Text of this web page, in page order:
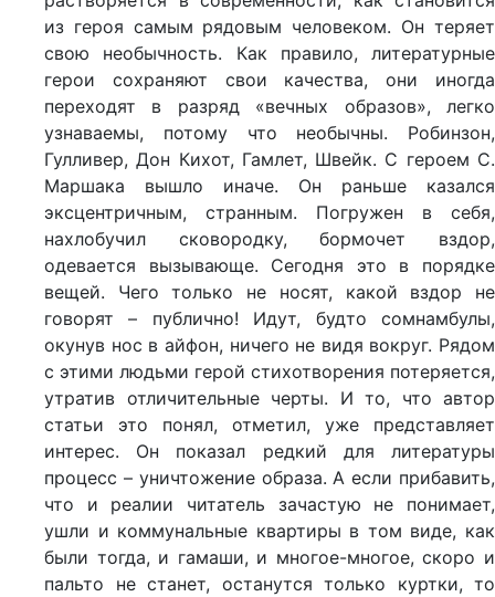
из героя самым рядовым человеком. Он теряет
свою необычность. Как правило, литературные
герои сохраняют свои качества, они иногда
переходят в разряд «вечных образов», легко
узнаваемы, потому что необычны. Робинзон,
Гулливер, Дон Кихот, Гамлет, Швейк. С героем С.
Маршака вышло иначе. Он раньше казался
эксцентричным, странным. Погружен в себя,
нахлобучил сковородку, бормочет вздор,
одевается вызывающе. Сегодня это в порядке
вещей. Чего только не носят, какой вздор не
говорят – публично! Идут, будто сомнамбулы,
окунув нос в айфон, ничего не видя вокруг. Рядом
с этими людьми герой стихотворения потеряется,
утратив отличительные черты. И то, что автор
статьи это понял, отметил, уже представляет
интерес. Он показал редкий для литературы
процесс – уничтожение образа. А если прибавить,
что и реалии читатель зачастую не понимает,
ушли и коммунальные квартиры в том виде, как
были тогда, и гамаши, и многое-многое, скоро и
пальто не станет, останутся только куртки, то